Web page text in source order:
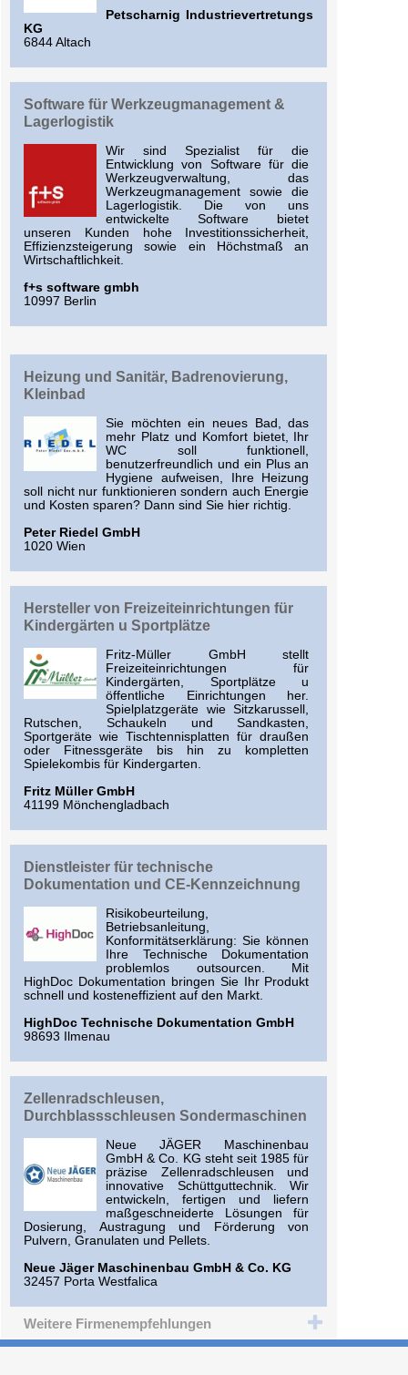
Petscharnig Industrievertretungs
KG
6844 Altach
Software für Werkzeugmanagement &
Lagerlogistik
Wir sind Spezialist für die
Entwicklung von Software für die
Werkzeugverwaltung, das
Werkzeugmanagement sowie die
Lagerlogistik. Die von uns
entwickelte Software bietet
unseren Kunden hohe Investitionssicherheit,
Effizienzsteigerung sowie ein Höchstmaß an
Wirtschaftlichkeit.
f+s software gmbh
10997 Berlin
Heizung und Sanitär, Badrenovierung,
Kleinbad
Sie möchten ein neues Bad, das
mehr Platz und Komfort bietet, Ihr
WC soll funktionell,
benutzerfreundlich und ein Plus an
Hygiene aufweisen, Ihre Heizung
soll nicht nur funktionieren sondern auch Energie
und Kosten sparen? Dann sind Sie hier richtig.
Peter Riedel GmbH
1020 Wien
Hersteller von Freizeiteinrichtungen für
Kindergärten u Sportplätze
Fritz-Müller GmbH stellt
Freizeiteinrichtungen für
Kindergärten, Sportplätze u
öffentliche Einrichtungen her.
Spielplatzgeräte wie Sitzkarussell,
Rutschen, Schaukeln und Sandkasten,
Sportgeräte wie Tischtennisplatten für draußen
oder Fitnessgeräte bis hin zu kompletten
Spielekombis für Kindergarten.
Fritz Müller GmbH
41199 Mönchengladbach
Dienstleister für technische
Dokumentation und CE-Kennzeichnung
Risikobeurteilung,
Betriebsanleitung,
Konformitätserklärung: Sie können
Ihre Technische Dokumentation
problemlos outsourcen. Mit
HighDoc Dokumentation bringen Sie Ihr Produkt
schnell und kosteneffizient auf den Markt.
HighDoc Technische Dokumentation GmbH
98693 Ilmenau
Zellenradschleusen,
Durchblassschleusen Sondermaschinen
Neue JÄGER Maschinenbau
GmbH & Co. KG steht seit 1985 für
präzise Zellenradschleusen und
innovative Schüttguttechnik. Wir
entwickeln, fertigen und liefern
maßgeschneiderte Lösungen für
Dosierung, Austragung und Förderung von
Pulvern, Granulaten und Pellets.
Neue Jäger Maschinenbau GmbH & Co. KG
32457 Porta Westfalica
Weitere Firmenempfehlungen